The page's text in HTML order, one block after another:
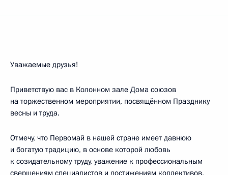
Уважаемые друзья!
Приветствую вас в Колонном зале Дома союзов
на торжественном мероприятии, посвящённом Празднику
весны и труда.
Отмечу, что Первомай в нашей стране имеет давнюю
и богатую традицию, в основе которой любовь
к созидательному труду, уважение к профессиональным
свершениям специалистов и достижениям коллективов.